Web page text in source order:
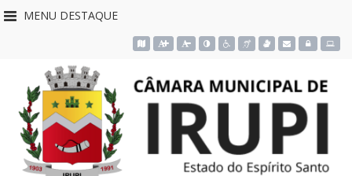
MENU DESTAQUE
Acessar o mapa do site
Ação para aumentar tamanho da fonte do site
Ação para diminuir tamanho da fonte do site
Ação para aplicar auto contraste no site
Acessar página sobre acessibilidade
Acessar página sobre NVDA -
Acessar página sobre
Acessar Webmail
Acessar